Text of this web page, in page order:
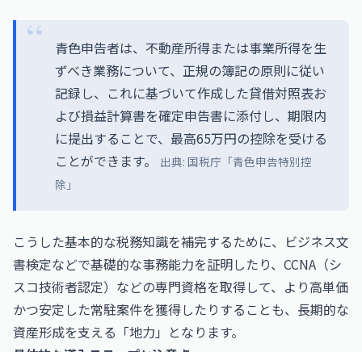
青色申告者は、不動産所得または事業所得を生
ずべき業務について、正規の簿記の原則に従い
記録し、これに基づいて作成した貸借対照表お
よび損益計算書を確定申告書に添付し、期限内
に提出することで、最高65万円の控除を受ける
ことができます。
出典: 国税庁「青色申告特別控
除」
こうした基本的な税務知識を補完するために、 ビジネス文
書検定などで基礎的な事務能力を証明したり、 CCNA（シ
スコ技術者認定） などの専門資格を取得して、より高単価
かつ安定した常駐案件を獲得したりすることも、長期的な
資産形成を支える「地力」となります。